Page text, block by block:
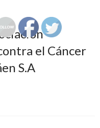
el Cáncer
S.A